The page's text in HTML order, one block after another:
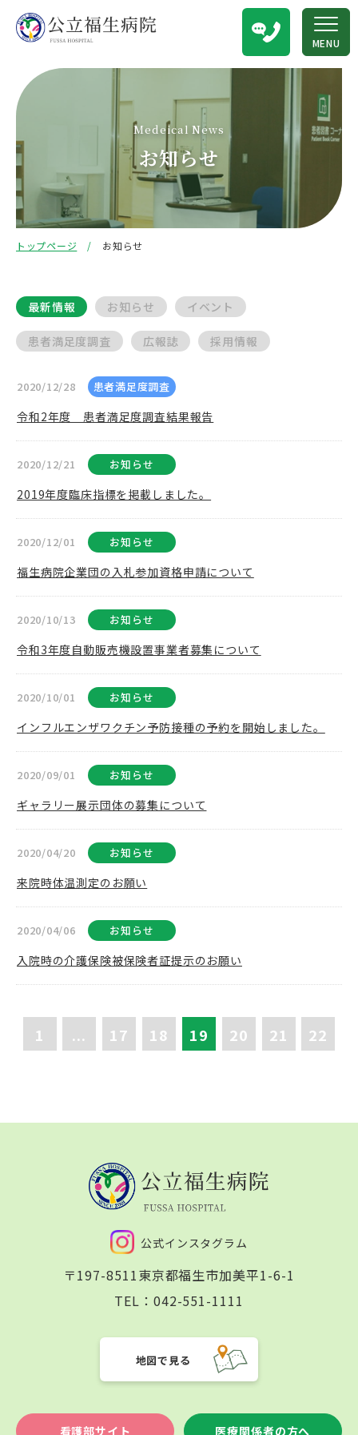
MENU
Medeical News
お知らせ
トップページ お知らせ
最新情報 お知らせ イベント
患者満足度調査 広報誌 採用情報
2020/12/28 患者満足度調査
令和2年度 患者満足度調査結果報告
2020/12/21 お知らせ
2019年度臨床指標を掲載しました。
2020/12/01 お知らせ
福生病院企業団の入札参加資格申請について
2020/10/13 お知らせ
令和3年度自動販売機設置事業者募集について
2020/10/01 お知らせ
インフルエンザワクチン予防接種の予約を開始しました。
2020/09/01 お知らせ
ギャラリー展示団体の募集について
2020/04/20 お知らせ
来院時体温測定のお願い
2020/04/06 お知らせ
入院時の介護保険被保険者証提示のお願い
1 ... 17 18 19 20 21 22
公式インスタグラム
〒197-8511東京都福生市加美平1-6-1
TEL： 042-551-1111
地図で見る
看護部サイト 医療関係者の方へ